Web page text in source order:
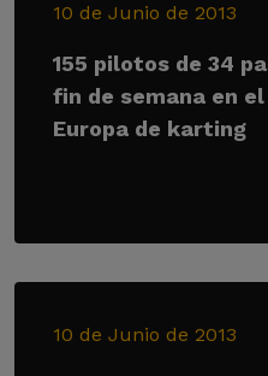
10 de Junio de 2013
155 pilotos de 34
fin de semana en
Europa de karting
10 de Junio de 2013